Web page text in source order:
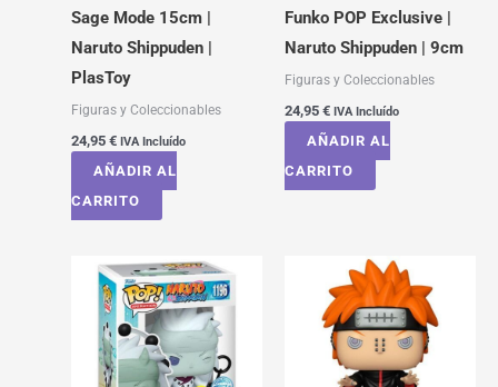
Sage Mode 15cm |
Naruto Shippuden |
PlasToy
Figuras y Coleccionables
24,95 € IVA Incluído
AÑADIR AL
CARRITO
Funko POP Exclusive |
Naruto Shippuden | 9cm
Figuras y Coleccionables
24,95 € IVA Incluído
AÑADIR AL
CARRITO